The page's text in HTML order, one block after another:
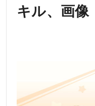
キル、画像